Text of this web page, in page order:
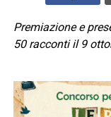
Premiazione e
50 racconti il 9